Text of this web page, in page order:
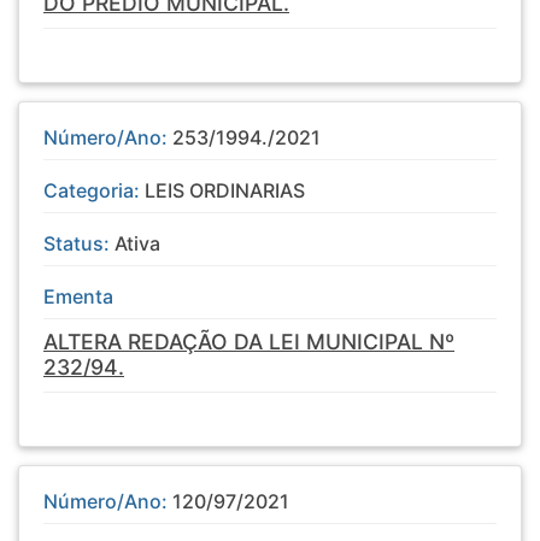
Número/Ano: 253/1994./2021
Categoria: LEIS ORDINARIAS
Status: Ativa
Ementa
ALTERA REDAÇÃO DA LEI MUNICIPAL Nº
232/94.
Número/Ano: 120/97/2021